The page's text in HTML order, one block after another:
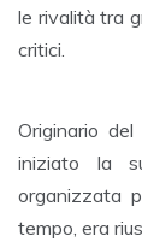
le rivalità tra
critici.
Originario del
iniziato la
organizzata
tempo, era